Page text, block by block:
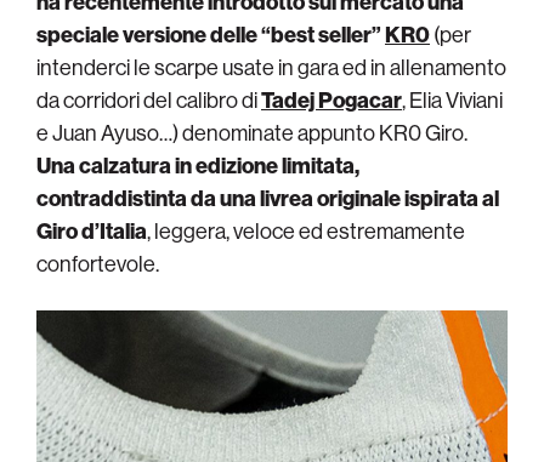
speciale versione delle “best seller”KR0(per
intenderci le scarpe usate in gara ed in allenamento
da corridori del calibro diTadej Pogacar, Elia Viviani
e Juan Ayuso…) denominate appunto KR0 Giro.
Una calzatura in edizione limitata,
contraddistinta da una livrea originale ispirata al
Giro d’Italia, leggera, veloce ed estremamente
confortevole.